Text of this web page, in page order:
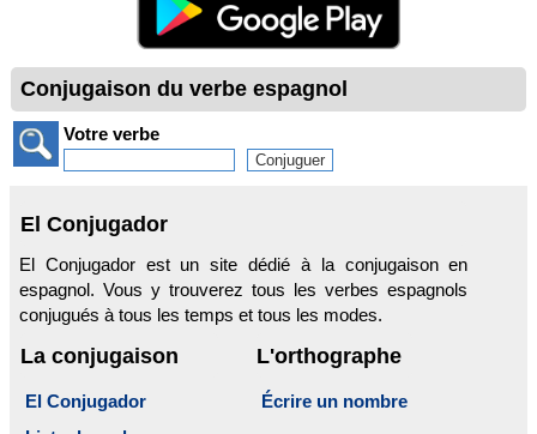
Conjugaison du verbe espagnol
Votre verbe
El Conjugador
El Conjugador est un site dédié à la conjugaison en
espagnol. Vous y trouverez tous les verbes espagnols
conjugués à tous les temps et tous les modes.
La conjugaison
El Conjugador
L'orthographe
Écrire un nombre